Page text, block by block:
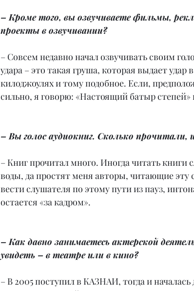
– Кроме того, вы озвучиваете фильмы,
проекты в озвучивании?
– Совсем недавно начал озвучивать своим
удара – это такая груша, которая выдает удар
килоджоулях и тому подобное. Если,
сильно, я говорю: «Настоящий батыр
– Вы голос аудиокниг. Сколько прочитали,
– Книг прочитал много. Иногда читать книги
воды, да простят меня авторы, читающие эту
вести слушателя по этому пути из пауз,
остается «за кадром».
– Как давно занимаетесь актерской
увидеть – в театре или в кино?
– В 2005 поступил в КАЗНАИ, тогда и